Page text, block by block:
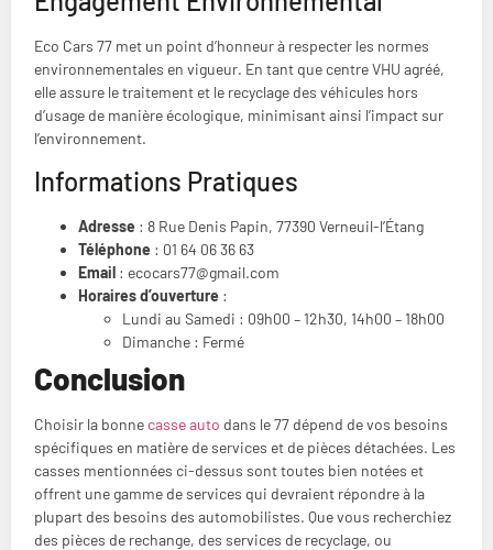
Eco Cars 77 met un point d’honneur à respecter les normes
environnementales en vigueur. En tant que centre VHU agréé,
elle assure le traitement et le recyclage des véhicules hors
d’usage de manière écologique, minimisant ainsi l’impact sur
l’environnement.
Informations Pratiques
Adresse : 8 Rue Denis Papin, 77390 Verneuil-l’Étang
Téléphone : 01 64 06 36 63
Email : ecocars77@gmail.com
Horaires d’ouverture :
Lundi au Samedi : 09h00 – 12h30, 14h00 – 18h00
Dimanche : Fermé
Conclusion
Choisir la bonne casse auto dans le 77 dépend de vos besoins
spécifiques en matière de services et de pièces détachées. Les
casses mentionnées ci-dessus sont toutes bien notées et
offrent une gamme de services qui devraient répondre à la
plupart des besoins des automobilistes. Que vous recherchiez
des pièces de rechange, des services de recyclage, ou